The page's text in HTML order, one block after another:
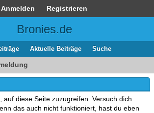
Anmelden Registrieren
Bronies.de
Aktuelle Beiträge Suche
auf diese Seite zuzugreifen. Versuch dich
das auch nicht funktioniert, hast du eben